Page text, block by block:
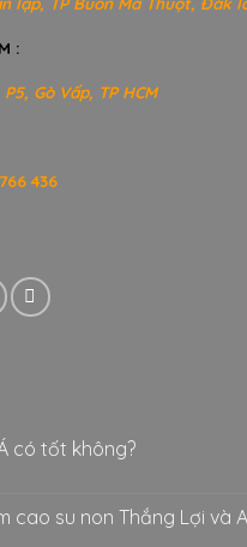
:
Gò Vấp, TP HCM
436
có tốt không?
cao su non Thắng Lợi và